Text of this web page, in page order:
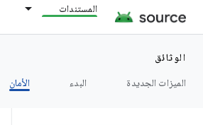
المستندات
الوثائق
الميزات الجديدة
البدء الأمان
النشرات لعام 2025
النشرات لعام 2023
النشرات لعام 2022